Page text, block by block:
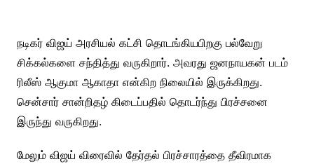
நடிகர் விஜய் அரசியல் கட்சி தொடங்கியபிறகு பல்வேறு
சிக்கல்களை சந்தித்து வருகிறார். அவரது ஜனநாயகன் படம்
ரிலீஸ் ஆகுமா ஆகாதா என்கிற நிலையில் இருக்கிறது.
சென்சார் சான்றிதழ் கிடைப்பதில் தொடர்ந்து பிரச்சனை
இருந்து வருகிறது.
மேலும் விஜய் விரைவில் தேர்தல் பிரச்சாரத்தை தீவிரமாக